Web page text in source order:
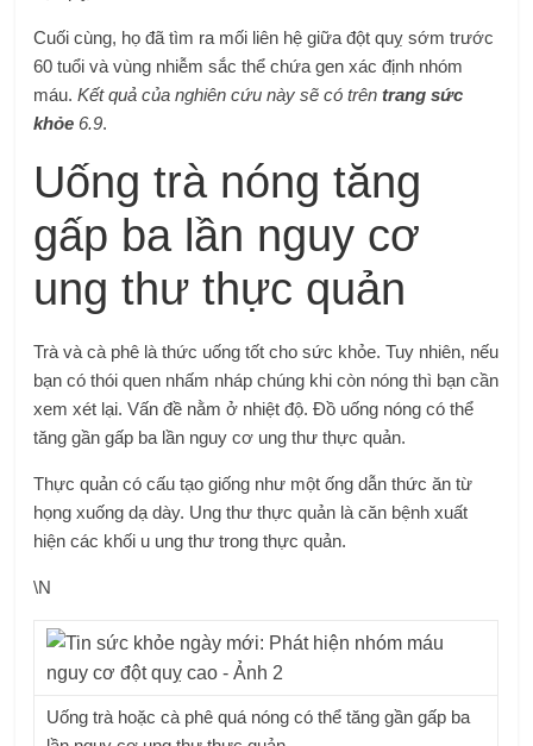
Cuối cùng, họ đã tìm ra mối liên hệ giữa đột quỵ sớm trước
60 tuổi và vùng nhiễm sắc thể chứa gen xác định nhóm
máu.Kết quả của nghiên cứu này sẽ có trêntrang sức
khỏe 6.9.
Uống trà nóng tăng
gấp ba lần nguy cơ
ung thư thực quản
Trà và cà phê là thức uống tốt cho sức khỏe. Tuy nhiên, nếu
bạn có thói quen nhấm nháp chúng khi còn nóng thì bạn cần
xem xét lại. Vấn đề nằm ở nhiệt độ. Đồ uống nóng có thể
tăng gần gấp ba lần nguy cơ ung thư thực quản.
Thực quản có cấu tạo giống như một ống dẫn thức ăn từ
họng xuống dạ dày. Ung thư thực quản là căn bệnh xuất
hiện các khối u ung thư trong thực quản.
\N
Uống trà hoặc cà phê quá nóng có thể tăng gần gấp ba